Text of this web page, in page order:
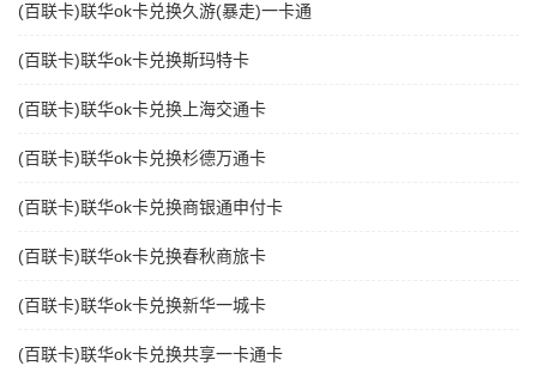
(百联卡)联华ok卡兑换久游(暴走)一卡通
(百联卡)联华ok卡兑换斯玛特卡
(百联卡)联华ok卡兑换上海交通卡
(百联卡)联华ok卡兑换杉德万通卡
(百联卡)联华ok卡兑换商银通申付卡
(百联卡)联华ok卡兑换春秋商旅卡
(百联卡)联华ok卡兑换新华一城卡
(百联卡)联华ok卡兑换共享一卡通卡